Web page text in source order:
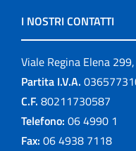
I NOSTRI CONTATTI
Viale Regina Elena
Partita I.V.A.
C.F. 80211730587
Telefono: 06 4990 1
Fax: 06 4938 7118